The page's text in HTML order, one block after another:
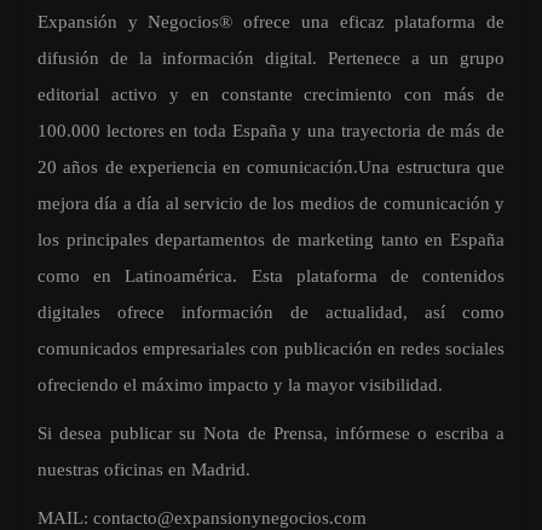
Expansión y Negocios® ofrece una eficaz plataforma de
difusión de la información digital. Pertenece a un grupo
editorial activo y en constante crecimiento con más de
100.000 lectores en toda España y una trayectoria de más de
20 años de experiencia en comunicación.Una estructura que
mejora día a día al servicio de los medios de comunicación y
los principales departamentos de marketing tanto en España
como en Latinoamérica. Esta plataforma de contenidos
digitales ofrece información de actualidad, así como
comunicados empresariales con publicación en redes sociales
ofreciendo el máximo impacto y la mayor visibilidad.
Si desea publicar su Nota de Prensa, infórmese o escriba a
nuestras oficinas en Madrid.
MAIL: contacto@expansionynegocios.com